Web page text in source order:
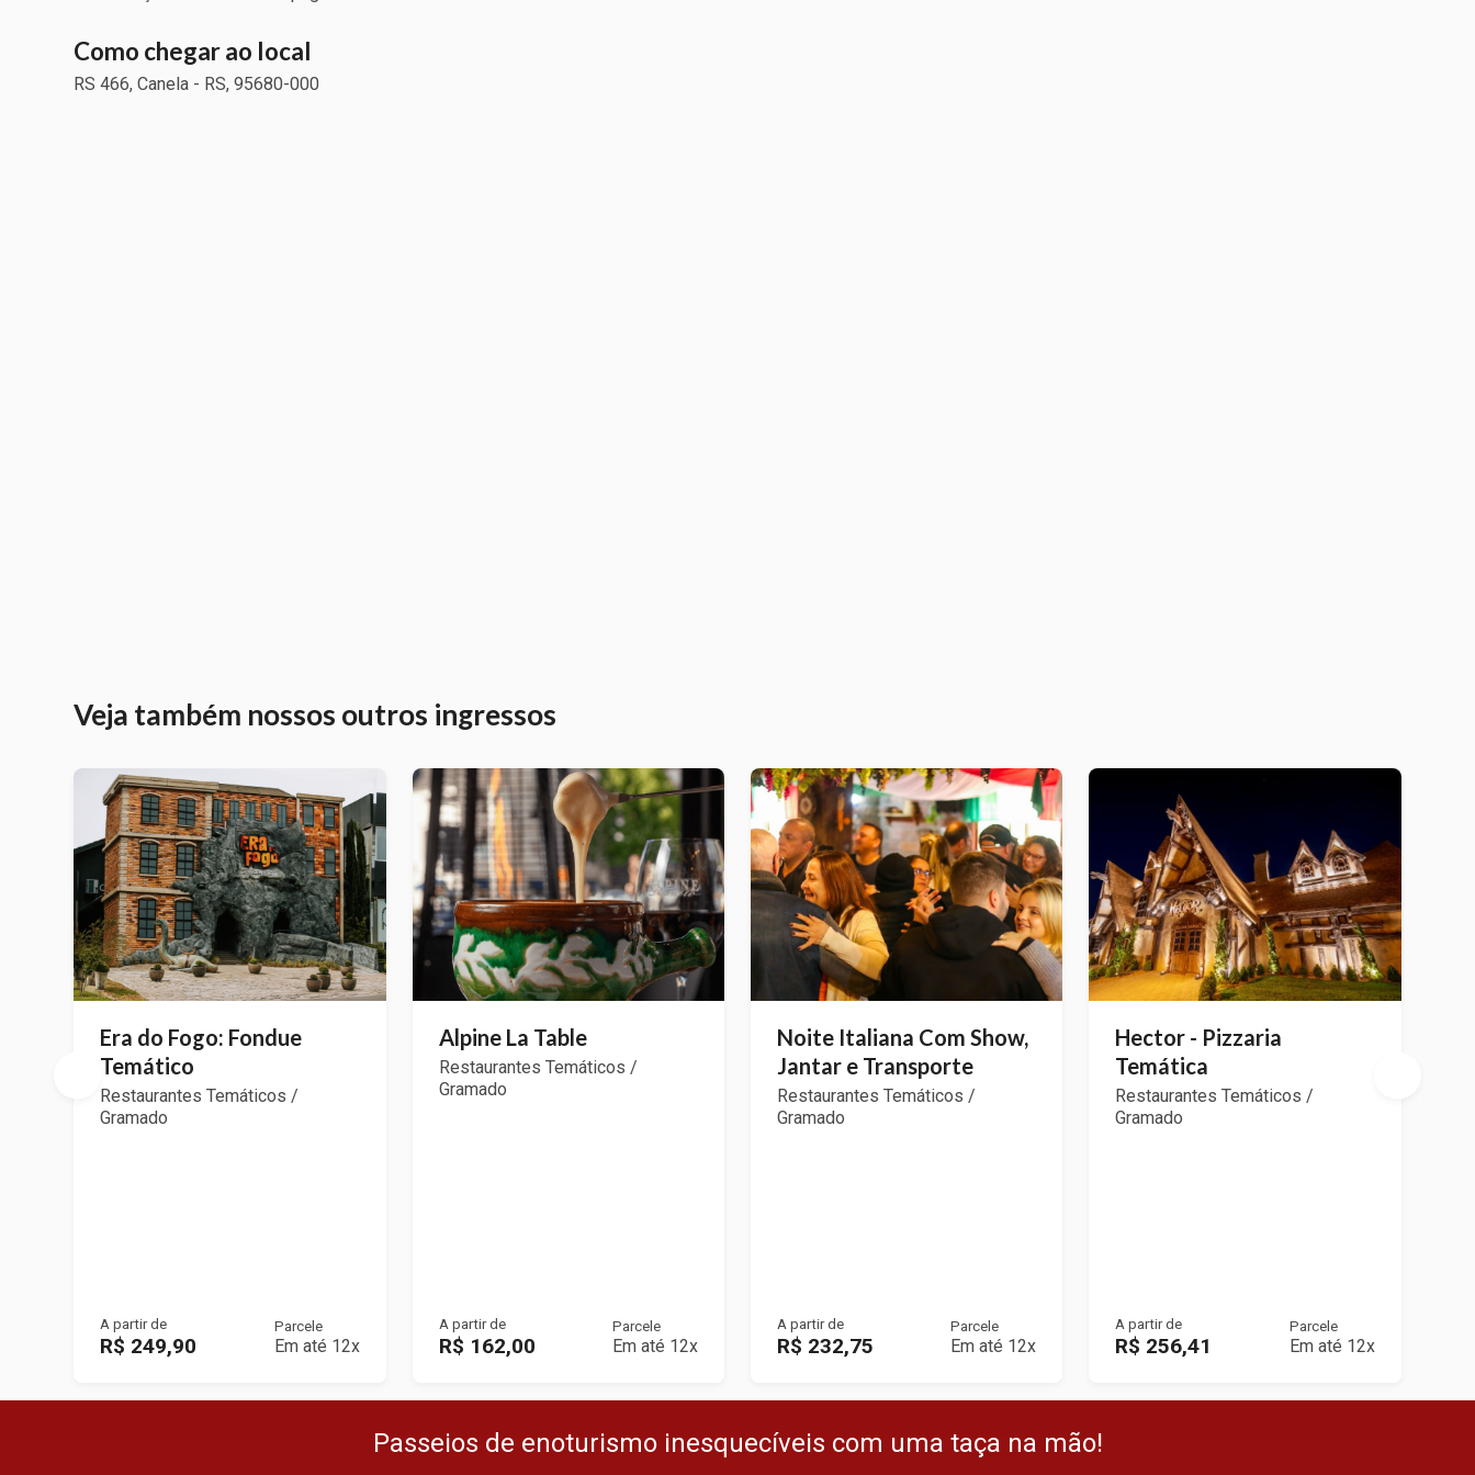
Como chegar ao local
RS 466, Canela - RS, 95680-000
Veja também nossos outros ingressos
Era do Fogo: Fondue
Temático
Restaurantes Temáticos /
Gramado
A partir de
R$ 249,90
Parcele
Em até 12x
Alpine La Table
Restaurantes Temáticos /
Gramado
A partir de
R$ 162,00
Parcele
Em até 12x
Noite Italiana Com Show,
Jantar e Transporte
Restaurantes Temáticos /
Gramado
A partir de
R$ 232,75
Parcele
Em até 12x
Hector - Pizzaria
Temática
Restaurantes Temáticos /
Gramado
A partir de
R$ 256,41
Parcele
Em até 12x
Passeios de enoturismo inesquecíveis com uma taça na mão!